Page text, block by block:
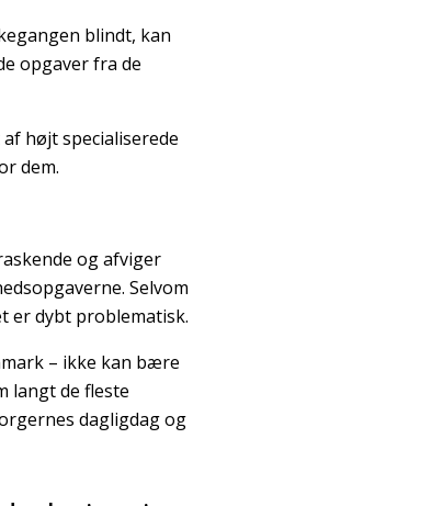
blindt, kan
opgaver fra de
højt specialiserede
dem.
og afviger
Selvom
er dybt problematisk.
– ikke kan bære
langt de fleste
dagligdag og